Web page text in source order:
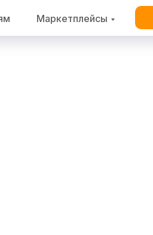
Маркетплейсы